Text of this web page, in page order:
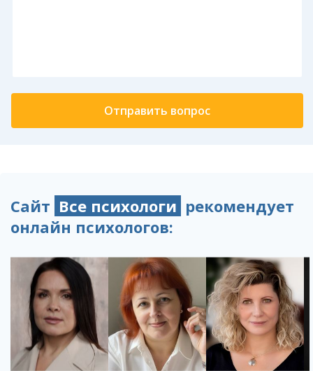
Сайт Все психологи рекомендует
онлайн психологов: